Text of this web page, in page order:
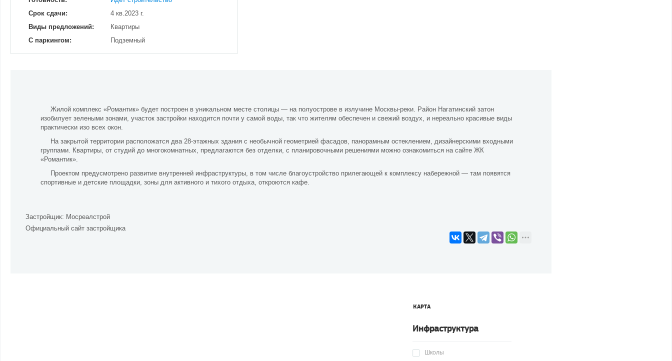
Срок сдачи:
4 кв.2023 г.
Виды предложений:
Квартиры
С паркингом:
Подземный
Жилой комплекс «Романтик» будет построен в уникальном месте столицы — на полуострове в излучине Москвы-реки. Район Нагатинский затон
изобилует зелеными зонами, участок застройки находится почти у самой воды, так что жителям обеспечен и свежий воздух, и нереально красивые виды
практически изо всех окон.
На закрытой территории расположатся два 28-этажных здания с необычной геометрией фасадов, панорамным остеклением, дизайнерскими входными
группами. Квартиры, от студий до многокомнатных, предлагаются без отделки, с планировочными решениями можно ознакомиться на сайте ЖК
«Романтик».
Проектом предусмотрено развитие внутренней инфраструктуры, в том числе благоустройство прилегающей к комплексу набережной — там появятся
спортивные и детские площадки, зоны для активного и тихого отдыха, откроются кафе.
Застройщик: Мосреалстрой
Официальный сайт застройщика
КАРТА
Инфраструктура
Школы